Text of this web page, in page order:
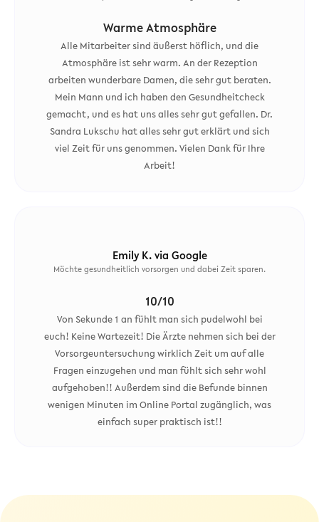
Warme Atmosphäre
Alle Mitarbeiter sind äußerst höflich, und die
Atmosphäre ist sehr warm. An der Rezeption
arbeiten wunderbare Damen, die sehr gut beraten.
Mein Mann und ich haben den Gesundheitcheck
gemacht, und es hat uns alles sehr gut gefallen. Dr.
Sandra Lukschu hat alles sehr gut erklärt und sich
viel Zeit für uns genommen. Vielen Dank für Ihre
Arbeit!
Emily K. via Google
Möchte gesundheitlich vorsorgen und dabei Zeit sparen.
10/10
Von Sekunde 1 an fühlt man sich pudelwohl bei
euch! Keine Wartezeit! Die Ärzte nehmen sich bei der
Vorsorgeuntersuchung wirklich Zeit um auf alle
Fragen einzugehen und man fühlt sich sehr wohl
aufgehoben!! Außerdem sind die Befunde binnen
wenigen Minuten im Online Portal zugänglich, was
einfach super praktisch ist!!